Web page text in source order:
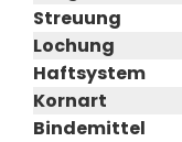
Streuung
Lochung
Haftsystem
Kornart
Bindemittel